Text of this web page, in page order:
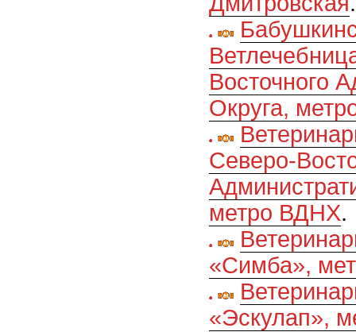
Восточного
Округа,
Северо-
метро ВДНХ.
«Симба»,
«Эскулап»,